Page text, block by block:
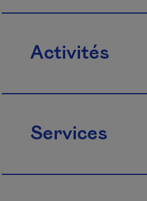
Activités
Services